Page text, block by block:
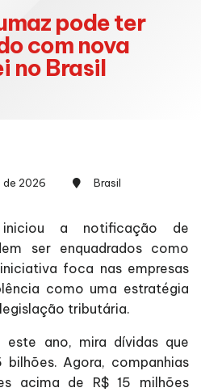
pode ter
com nova
no Brasil
de 2026
Brasil
a notificação de
ser enquadrados como
foca nas empresas
como uma estratégia
tributária.
este ano, mira dívidas que
Agora, companhias
acima de R$ 15 milhões